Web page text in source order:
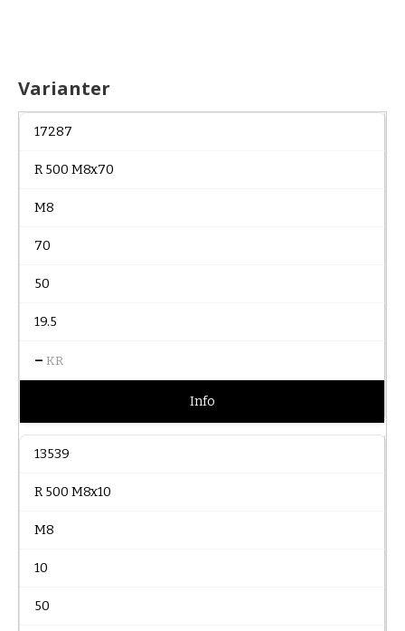
Varianter
17287
R 500 M8x70
M8
70
50
19.5
– KR
Info
13539
R 500 M8x10
M8
10
50